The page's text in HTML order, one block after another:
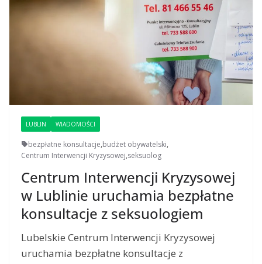
LUBLIN WIADOMOŚCI
bezpłatne konsultacje,budżet obywatelski,
Centrum Interwencji Kryzysowej,seksuolog
Centrum Interwencji Kryzysowej
w Lublinie uruchamia bezpłatne
konsultacje z seksuologiem
Lubelskie Centrum Interwencji Kryzysowej
uruchamia bezpłatne konsultacje z